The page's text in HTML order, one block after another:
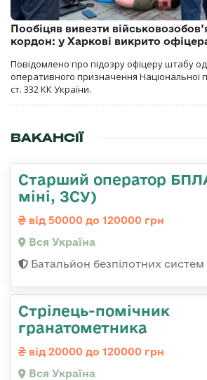
Пообіцяв вивезти
кордон: у Харкові викрито
Повідомлено про підозру офіцеру штабу
оперативного призначення Національної
ст. 332 КК України.
ВАКАНСІЇ
Старший оператор
міні, ЗСУ)
від 50000 до 120000 грн
Вся Україна
Батальйон безпілотних
Стрілець-помічник
гранатометника
від 20000 до 120000 грн
Вся Україна